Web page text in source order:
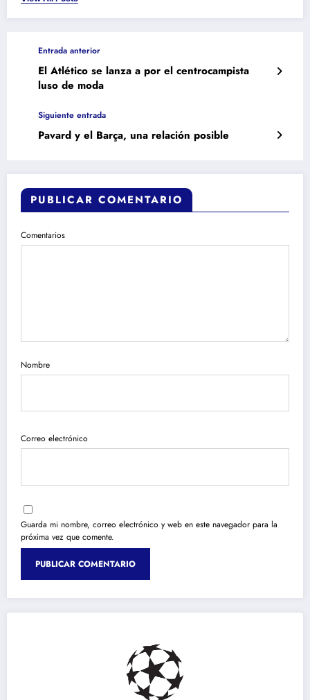
Entrada anterior
El Atlético se lanza a por el centrocampista
luso de moda
Siguiente entrada
Pavard y el Barça, una relación posible
PUBLICAR COMENTARIO
Comentarios
Nombre
Correo electrónico
Guarda mi nombre, correo electrónico y web en este navegador para la
próxima vez que comente.